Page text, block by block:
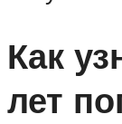
Как
лет